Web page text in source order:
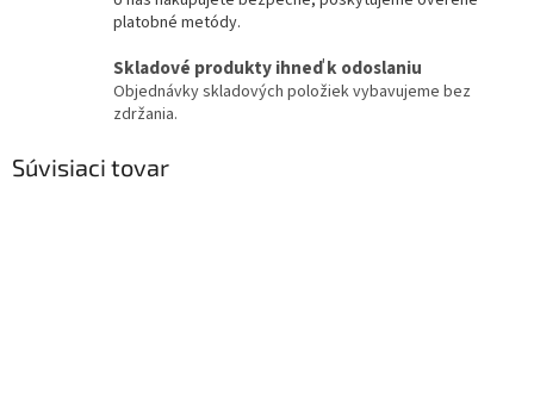
platobné metódy.
Skladové produkty ihneď k odoslaniu
Objednávky skladových položiek vybavujeme bez
zdržania.
Súvisiaci tovar